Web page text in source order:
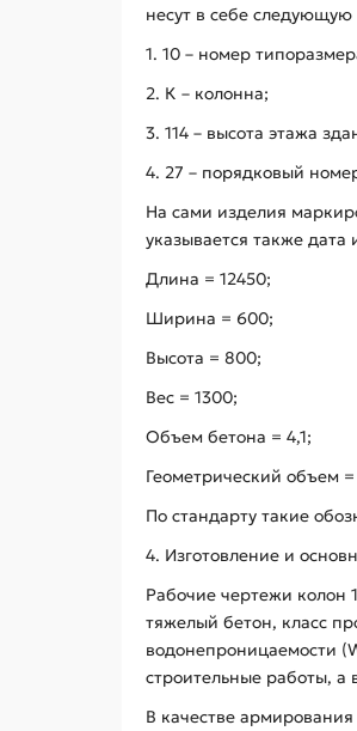
несут в себе
1. 10 – номер
2. К – колонна;
3. 114 – высота этажа
4. 27 – порядковый
На сами изделия
указывается также
Длина = 12450;
Ширина = 600;
Высота = 800;
Вес = 1300;
Объем бетона = 4,1;
Геометрический объем
По стандарту такие
4. Изготовление и
Рабочие чертежи колон
тяжелый бетон, класс
водонепроницаемости
строительные работы, а
В качестве